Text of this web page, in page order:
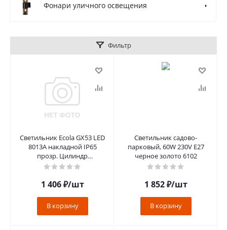
Фонари уличного освещения
Фильтр
Светильник Ecola GX53 LED
8013A накладной IP65
прозр. Цилиндр
металл.2*GX53 Черненая
1 406₽/шт
В корзину
Светильник садово-
парковый, 60W 230V E27
черное золото 6102
1 852₽/шт
В корзину